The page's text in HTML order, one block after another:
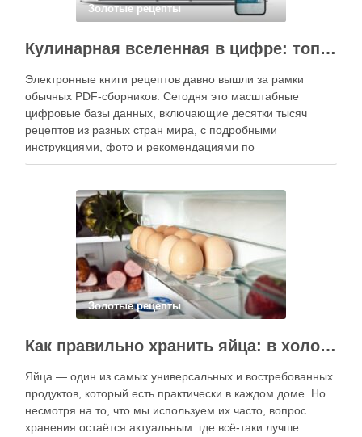
Золотые рецепты
Кулинарная вселенная в цифре: топ-3 самых больших электронных книг рецептов
Электронные книги рецептов давно вышли за рамки
обычных PDF-сборников. Сегодня это масштабные
цифровые базы данных, включающие десятки тысяч
рецептов из разных стран мира, с подробными
инструкциями, фото и рекомендациями по
приготовлению. В отличие от печатных изданий,
контент, расширять коллекции блюд и добавлять новые
функции. Ниже …
Золотые рецепты
Как правильно хранить яйца: в холодильнике или на полке?
Яйца — один из самых универсальных и востребованных
продуктов, который есть практически в каждом доме. Но
несмотря на то, что мы используем их часто, вопрос
хранения остаётся актуальным: где всё-таки лучше